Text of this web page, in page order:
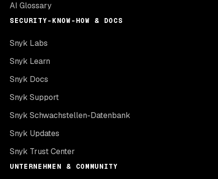
AI Glossary
SECURITY-KNOW-HOW & DOCS
Snyk Labs
Snyk Learn
Snyk Docs
Snyk Support
Snyk Schwachstellen-Datenbank
Snyk Updates
Snyk Trust Center
UNTERNEHMEN & COMMUNITY